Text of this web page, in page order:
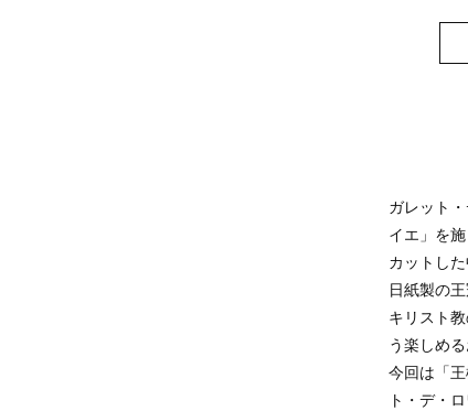
ガレット
イエ」を
カットし
日紙製の
キリスト
う楽しめ
今回は「
ト・デ・